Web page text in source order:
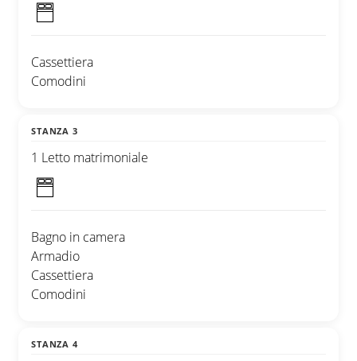
Cassettiera
Comodini
STANZA 3
1 Letto matrimoniale
Bagno in camera
Armadio
Cassettiera
Comodini
STANZA 4